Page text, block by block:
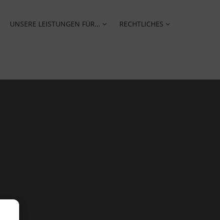
UNSERE LEISTUNGEN FÜR… RECHTLICHES